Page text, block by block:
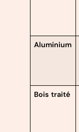
Aluminium
Bois traité